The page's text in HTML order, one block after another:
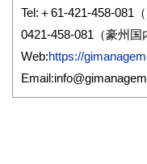
Tel:＋61-421-458-081（
0421-458-081（豪州国
Web:https://